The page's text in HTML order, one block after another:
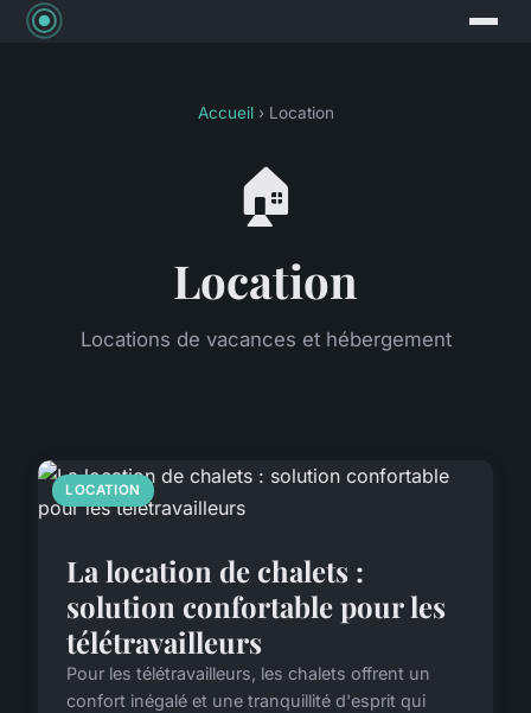
Accueil› Location
🏠
Location
Locations de vacances et hébergement
LOCATION
La location de chalets :
solution confortable pour les
télétravailleurs
Pour les télétravailleurs, les chalets offrent un
confort inégalé et une tranquillité d'esprit qui